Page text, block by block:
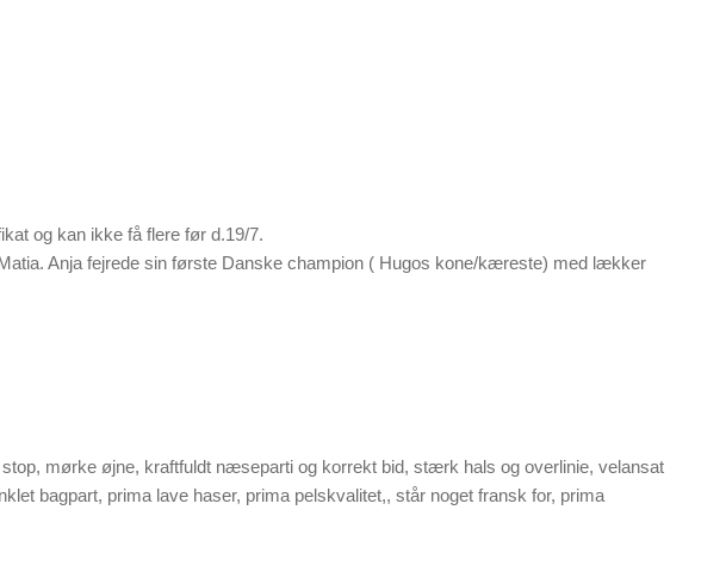
og kan ikke få flere før d.19/7.
Anja fejrede sin første Danske champion ( Hugos kone/kæreste) med lækker
mørke øjne, kraftfuldt næseparti og korrekt bid, stærk hals og overlinie, velansat
bagpart, prima lave haser, prima pelskvalitet,, står noget fransk for, prima